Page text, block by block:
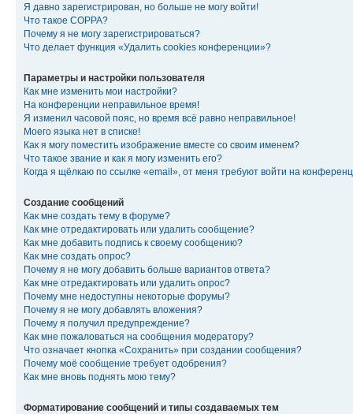
Я давно зарегистрирован, но больше не могу войти!
Что такое COPPA?
Почему я не могу зарегистрироваться?
Что делает функция «Удалить cookies конференции»?
Параметры и настройки пользователя
Как мне изменить мои настройки?
На конференции неправильное время!
Я изменил часовой пояс, но время всё равно неправильное!
Моего языка нет в списке!
Как я могу поместить изображение вместе со своим именем?
Что такое звание и как я могу изменить его?
Когда я щёлкаю по ссылке «email», от меня требуют войти на
Создание сообщений
Как мне создать тему в форуме?
Как мне отредактировать или удалить сообщение?
Как мне добавить подпись к своему сообщению?
Как мне создать опрос?
Почему я не могу добавить больше вариантов ответа?
Как мне отредактировать или удалить опрос?
Почему мне недоступны некоторые форумы?
Почему я не могу добавлять вложения?
Почему я получил предупреждение?
Как мне пожаловаться на сообщения модератору?
Что означает кнопка «Сохранить» при создании сообщения?
Почему моё сообщение требует одобрения?
Как мне вновь поднять мою тему?
Форматирование сообщений и типы создаваемых тем